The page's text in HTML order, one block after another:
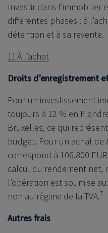
Investir dans l’immobilier
différentes phases : à
détention et à sa revente.
1) À l’achat
Droits d’enregistrement
Pour un investissement
toujours à 12 % en
Bruxelles, ce qui
budget. Pour un achat de
correspond à 106.800
calcul du rendement net,
l’opération est soumise
non au régime de la TVA.7
Autres frais